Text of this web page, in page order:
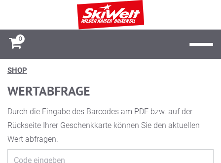
0
SHOP
WERTABFRAGE
Durch die Eingabe des Barcodes am PDF bzw. auf der
Rückseite Ihrer Geschenkkarte können Sie den aktuellen
Wert abfragen.